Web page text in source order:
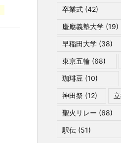
卒業式 (42)
慶應義塾大学 (19)
早稲田大学 (38)
東京五輪 (68)
珈琲豆 (10)
神田祭 (12)
聖火リレー (68)
駅伝 (51)